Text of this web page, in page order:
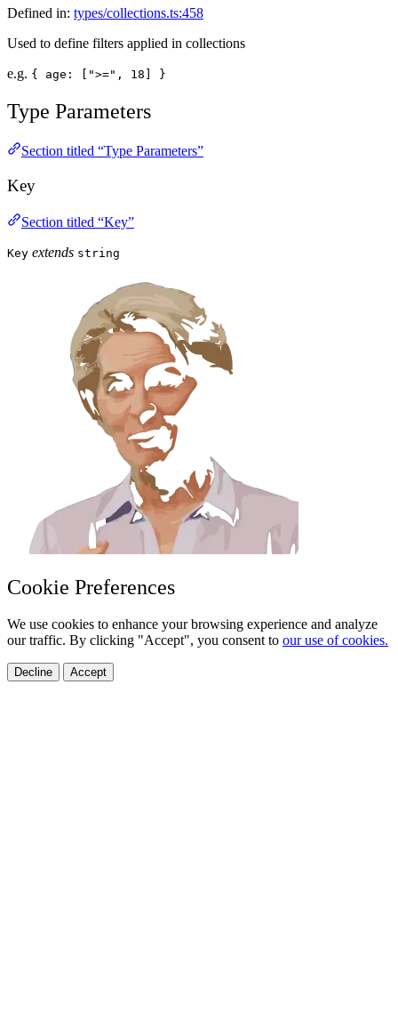
Defined in: types/collections.ts:458
Used to define filters applied in collections
e.g. { age: [">=", 18] }
Type Parameters
Section titled “Type Parameters”
Key
Section titled “Key”
Key extends string
Cookie Preferences
We use cookies to enhance your browsing experience and analyze
our traffic. By clicking "Accept", you consent to our use of cookies.
Decline Accept